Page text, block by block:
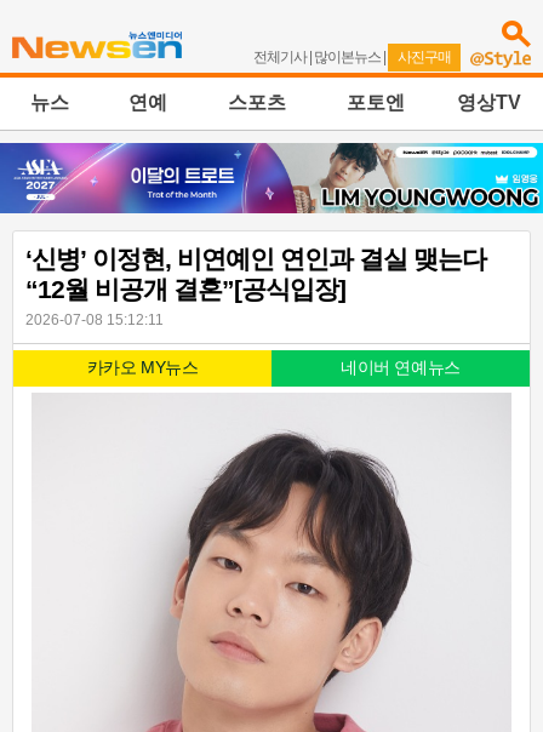
전체기사| 많이본뉴스 | 사진구매
뉴스 연예 스포츠 포토엔 영상TV
‘신병’ 이정현, 비연예인 연인과 결실 맺는다
“12월 비공개 결혼”[공식입장]
2026-07-08 15:12:11
카카오 MY뉴스 네이버 연예뉴스